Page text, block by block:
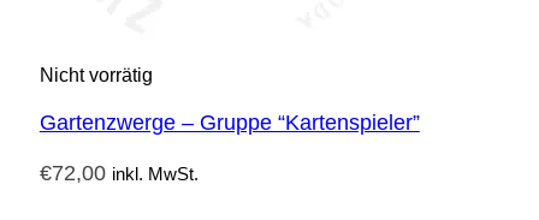
Nicht vorrätig
Gartenzwerge – Gruppe “Kartenspieler”
€72,00 inkl. MwSt.